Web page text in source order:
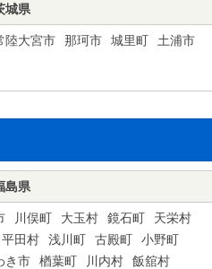
城県
陸大宮市 那珂市 城里町
土浦市
島県
川俣町 大玉村 鏡石町
天栄村
平田村 浅川町 古殿町
小野町
き市 楢葉町 川内村 飯舘村